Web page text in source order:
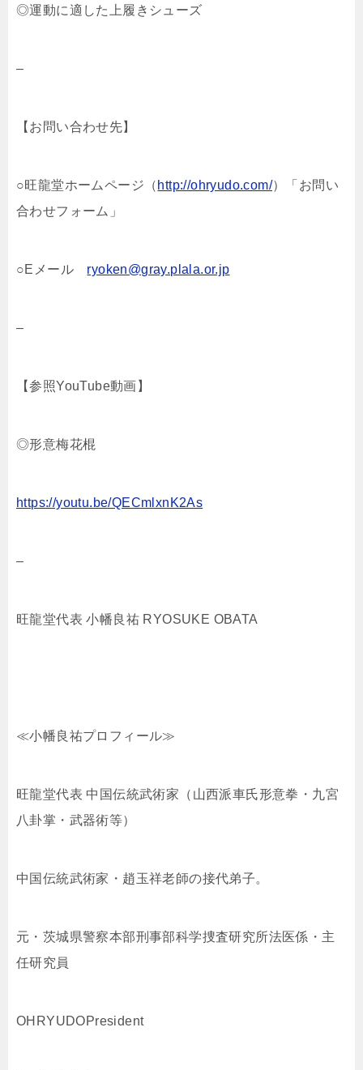
◎運動に適した上履きシューズ
–
【お問い合わせ先】
○旺龍堂ホームページ（ http://ohryudo.com/）「お問い
合わせフォーム」
○Eメール ryoken@gray.plala.or.jp
–
【参照YouTube動画】
◎形意梅花棍
https://youtu.be/QECmlxnK2As
–
旺龍堂代表 小幡良祐 RYOSUKE OBATA
≪小幡良祐プロフィール≫
旺龍堂代表 中国伝統武術家（山西派車氏形意拳・九宮
八卦掌・武器術等）
中国伝統武術家・趙玉祥老師の接代弟子。
元・茨城県警察本部刑事部科学捜査研究所法医係・主
任研究員
OHRYUDOPresident